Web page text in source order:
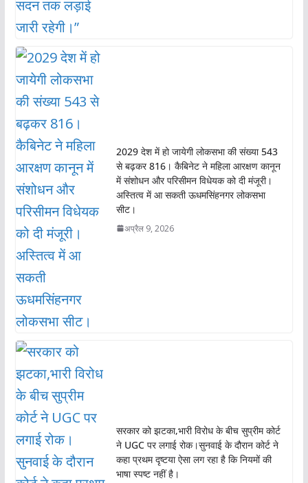
2029 देश में हो जायेगी लोकसभा की संख्या 543
से बढ़कर 816। कैबिनेट ने महिला आरक्षण कानून
में संशोधन और परिसीमन विधेयक को दी मंजूरी।
अस्तित्व में आ सकती ऊधमसिंहनगर लोकसभा
सीट।
अप्रैल 9, 2026
सरकार को झटका,भारी विरोध के बीच सुप्रीम कोर्ट
ने UGC पर लगाई रोक।सुनवाई के दौरान कोर्ट ने
कहा प्रथम दृष्टया ऐसा लग रहा है कि नियमों की
भाषा स्पष्ट नहीं है।